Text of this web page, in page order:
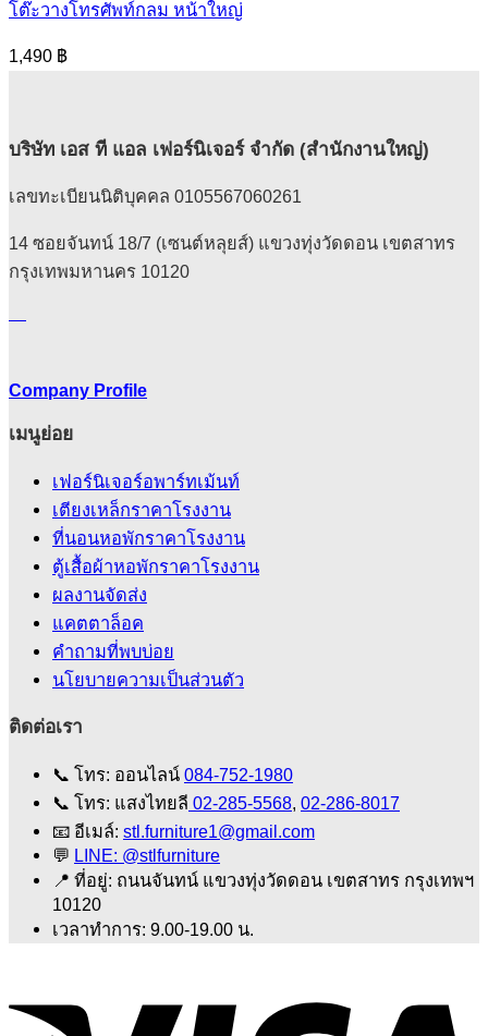
has
variants.
The
chosen
the
page
โต๊ะวางโทรศัพท์กลม หน้าใหญ่
1,490 ฿
บริษัท เอส ที แอล เฟอร์นิเจอร์ จำกัด (สำนักงานใหญ่)
เลขทะเบียนนิติบุคคล 0105567060261
14 ซอยจันทน์ 18/7 (เซนต์หลุยส์) แขวงทุ่งวัดดอน เขตสาทร
กรุงเทพมหานคร 10120
Company Profile
เมนูย่อย
เฟอร์นิเจอร์อพาร์ทเม้นท์
เตียงเหล็กราคาโรงงาน
ที่นอนหอพักราคาโรงงาน
ตู้เสื้อผ้าหอพักราคาโรงงาน
ผลงานจัดส่ง
แคตตาล็อค
คําถามที่พบบ่อย
นโยบายความเป็นส่วนตัว
ติดต่อเรา
📞 โทร: ออนไลน์ 084-752-1980
📞 โทร: แสงไทยลี 02-285-5568, 02-286-8017
📧 อีเมล์: stl.furniture1@gmail.com
💬 LINE: @stlfurniture
📍 ที่อยู่: ถนนจันทน์ แขวงทุ่งวัดดอน เขตสาทร กรุงเทพฯ
10120
เวลาทำการ: 9.00-19.00 น.